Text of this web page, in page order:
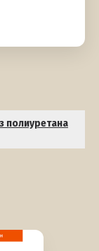
полиуретана